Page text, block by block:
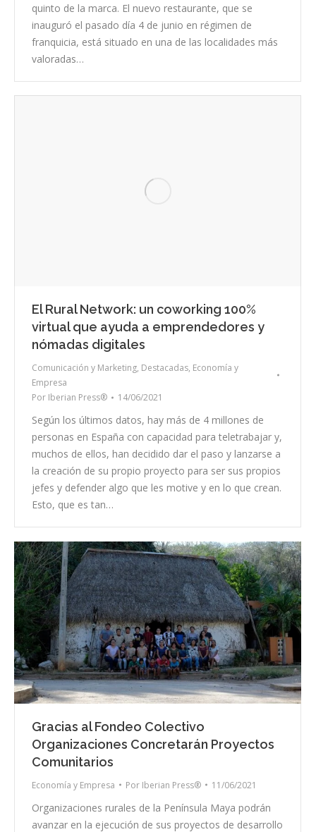
quinto de la marca. El nuevo restaurante, que se
inauguró el pasado día 4 de junio en régimen de
franquicia, está situado en una de las localidades más
valoradas…
El Rural Network: un coworking 100%
virtual que ayuda a emprendedores y
nómadas digitales
Comunicación y Marketing, Destacadas, Economía y
Empresa
Por Iberian Press® 14/06/2021
Según los últimos datos, hay más de 4 millones de
personas en España con capacidad para teletrabajar y,
muchos de ellos, han decidido dar el paso y lanzarse a
la creación de su propio proyecto para ser sus propios
jefes y defender algo que les motive y en lo que crean.
Esto, que es tan…
Gracias al Fondeo Colectivo
Organizaciones Concretarán Proyectos
Comunitarios
Economía y Empresa Por Iberian Press® 11/06/2021
Organizaciones rurales de la Península Maya podrán
avanzar en la ejecución de sus proyectos de desarrollo